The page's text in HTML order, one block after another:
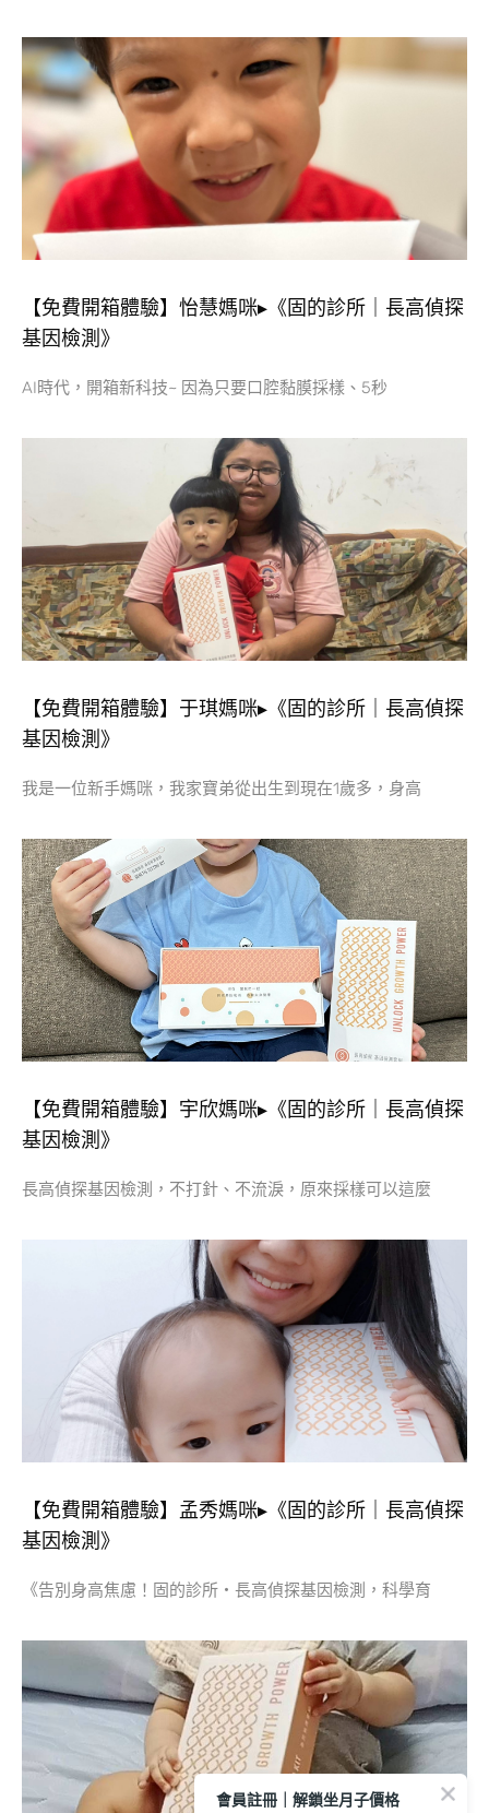
【免費開箱體驗】怡慧媽咪▸《固的診所｜長高偵探
基因檢測》
AI時代，開箱新科技~ 因為只要口腔黏膜採樣、5秒
【免費開箱體驗】于琪媽咪▸《固的診所｜長高偵探
基因檢測》
我是一位新手媽咪，我家寶弟從出生到現在1歲多，身高
【免費開箱體驗】宇欣媽咪▸《固的診所｜長高偵探
基因檢測》
長高偵探基因檢測，不打針、不流淚，原來採樣可以這麼
【免費開箱體驗】孟秀媽咪▸《固的診所｜長高偵探
基因檢測》
《告別身高焦慮！固的診所・長高偵探基因檢測，科學育
會員註冊｜解鎖坐月子價格